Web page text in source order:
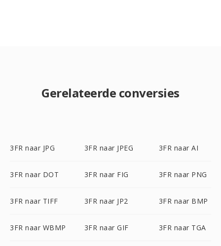
Gerelateerde conversies
3FR naar JPG 3FR naar JPEG 3FR naar AI
3FR naar DOT 3FR naar FIG 3FR naar PNG
3FR naar TIFF 3FR naar JP2 3FR naar BMP
3FR naar WBMP 3FR naar GIF 3FR naar TGA